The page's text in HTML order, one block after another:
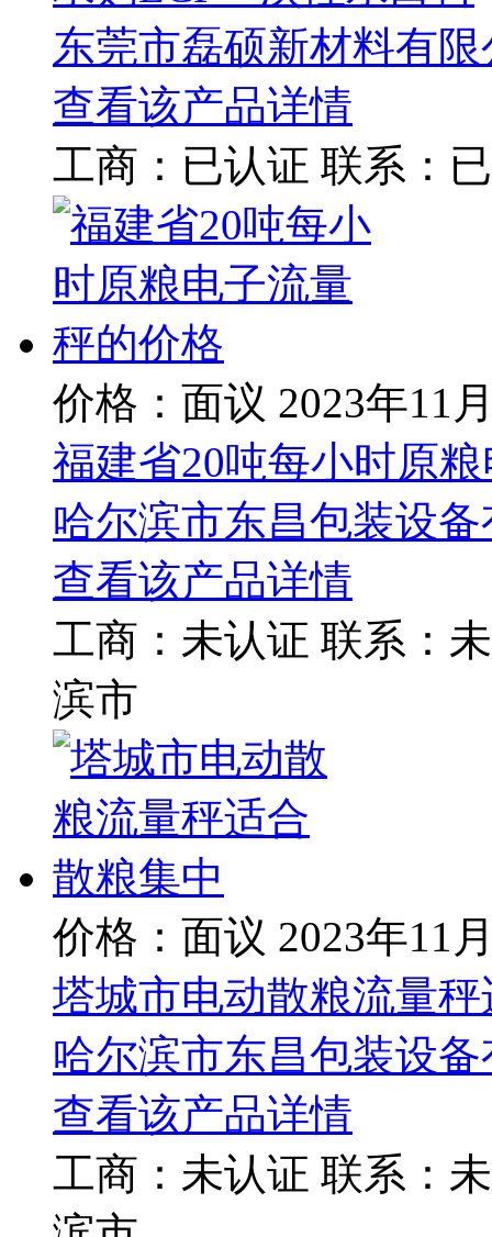
东莞市磊硕新材料有限
查看该产品详情
工商： 已认证 联系：
价格：面议 2023年11
福建省20吨每小时原
哈尔滨市东昌包装设
查看该产品详情
工商： 未认证 联系：
滨市
价格：面议 2023年11
塔城市电动散粮流量
哈尔滨市东昌包装设
查看该产品详情
工商： 未认证 联系：